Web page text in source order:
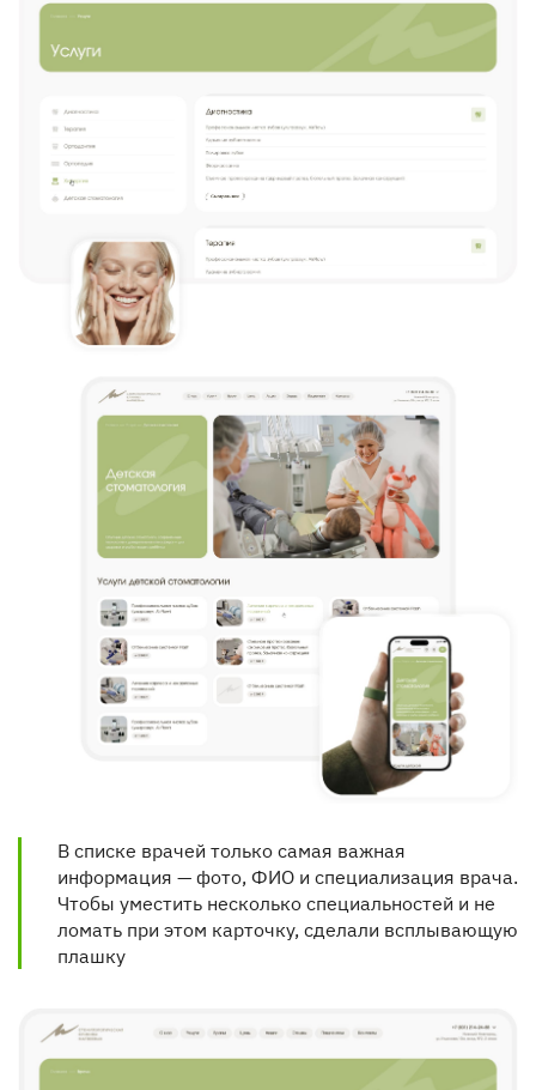
В списке врачей только самая важная
информация — фото, ФИО и специализация врача.
Чтобы уместить несколько специальностей и не
ломать при этом карточку, сделали всплывающую
плашку